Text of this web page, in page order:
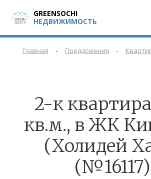
GREENSOCHI
НЕДВИЖИМОСТЬ
Главная - Предложения -
2-к
кв.м., в ЖК
(Холидей
(№16117)